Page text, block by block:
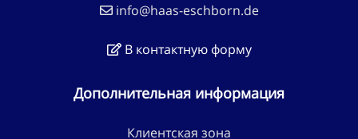
info@haas-eschborn.de
В контактную форму
Дополнительная информация
Клиентская зона